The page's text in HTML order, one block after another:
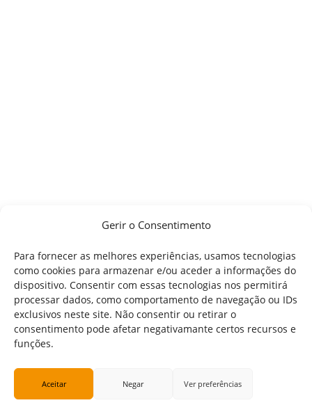
Gerir o Consentimento
Para fornecer as melhores experiências, usamos tecnologias
como cookies para armazenar e/ou aceder a informações do
dispositivo. Consentir com essas tecnologias nos permitirá
processar dados, como comportamento de navegação ou IDs
exclusivos neste site. Não consentir ou retirar o
consentimento pode afetar negativamante certos recursos e
funções.
Aceitar Negar Ver preferências